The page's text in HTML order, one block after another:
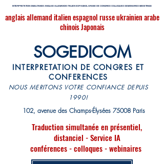
INTERPRETATION SIMULTANEE ANGLAIS ALLEMANDE ITALIEN ESPAGNOL ARABE DE CONGRES COLLOQUES SEMONAIRES MEEETINGS
anglais allemand italien espagnol russe ukrainien arabe
chinois Japonais
SOGEDICOM
INTERPRETATION DE CONGRES ET
CONFERENCES
NOUS MERITONS VOTRE CONFIANCE DEPUIS
1990!
102, avenue des Champs-Élysées 75008 Paris
Traduction simultanée en présentiel,
distanciel - Service IA
conférences - colloques - webinaires